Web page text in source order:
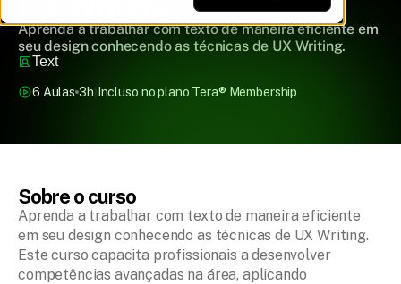
Aprenda a trabalhar com texto de maneira eficiente em
seu design conhecendo as técnicas de UX Writing.
Text
6 Aulas 3h Incluso no plano Tera® Membership
Sobre o curso
Aprenda a trabalhar com texto de maneira eficiente
em seu design conhecendo as técnicas de UX Writing.
Este curso capacita profissionais a desenvolver
competências avançadas na área, aplicando